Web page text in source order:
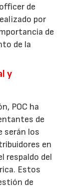
de
por
de
de la
y
POC ha
de
serán los
en
respaldo del
Estos
de